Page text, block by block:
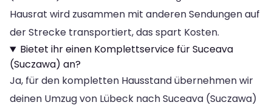
Hausrat wird zusammen mit anderen Sendungen auf
der Strecke transportiert, das spart Kosten.
Bietet ihr einen Komplettservice für Suceava
(Suczawa) an?
Ja, für den kompletten Hausstand übernehmen wir
deinen Umzug von Lübeck nach Suceava (Suczawa)